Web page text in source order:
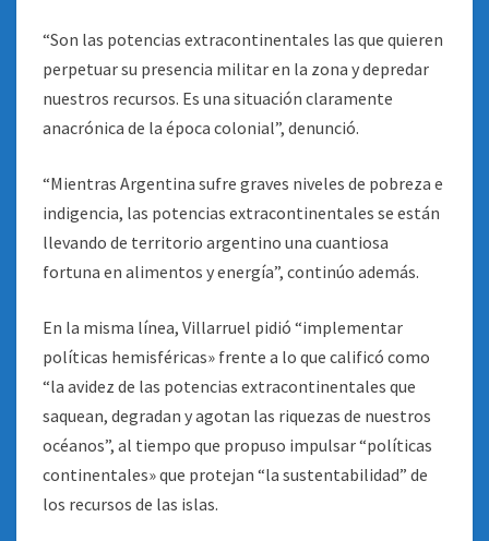
“Son las potencias extracontinentales las que quieren
perpetuar su presencia militar en la zona y depredar
nuestros recursos. Es una situación claramente
anacrónica de la época colonial”, denunció.
“Mientras Argentina sufre graves niveles de pobreza e
indigencia, las potencias extracontinentales se están
llevando de territorio argentino una cuantiosa
fortuna en alimentos y energía”, continúo además.
En la misma línea, Villarruel pidió “implementar
políticas hemisféricas» frente a lo que calificó como
“la avidez de las potencias extracontinentales que
saquean, degradan y agotan las riquezas de nuestros
océanos”, al tiempo que propuso impulsar “políticas
continentales» que protejan “la sustentabilidad” de
los recursos de las islas.